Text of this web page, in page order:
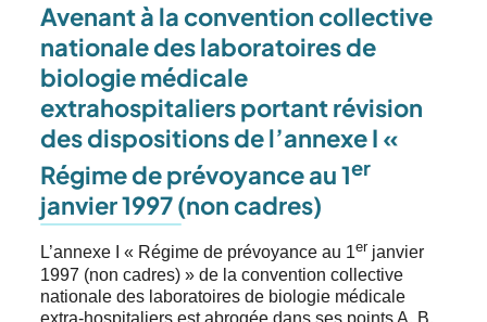
Avenant à la convention collective
nationale des laboratoires de
biologie médicale
extrahospitaliers portant révision
des dispositions de l’annexe I «
Régime de prévoyance au 1er
janvier 1997 (non cadres)
L’annexe I « Régime de prévoyance au 1er janvier
1997 (non cadres) » de la convention collective
nationale des laboratoires de biologie médicale
extra-hospitaliers est abrogée dans ses points A, B,